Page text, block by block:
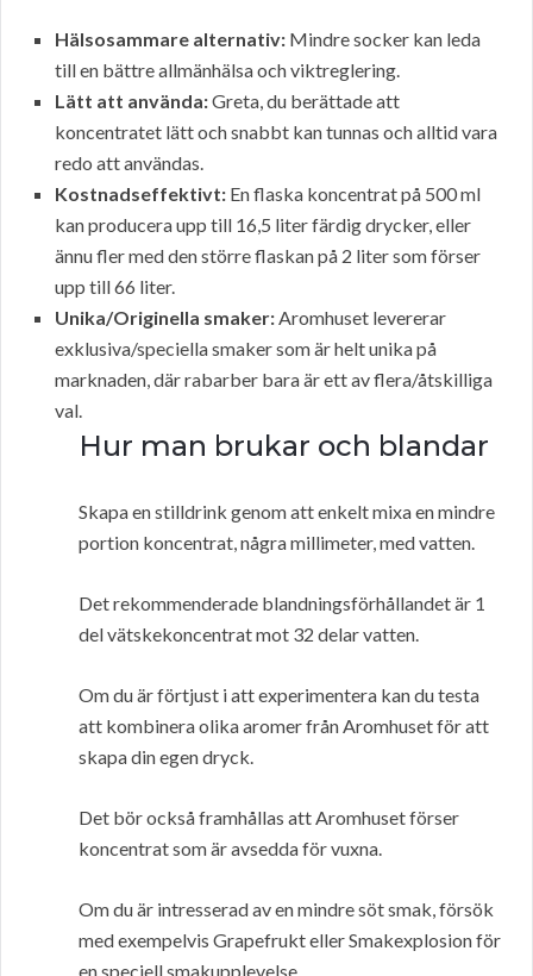
Hälsosammare alternativ: Mindre socker kan leda
till en bättre allmänhälsa och viktreglering.
Lätt att använda:Greta, du berättade att
koncentratet lätt och snabbt kan tunnas och alltid vara
redo att användas.
Kostnadseffektivt: En flaska koncentrat på 500 ml
kan producera upp till 16,5 liter färdig drycker, eller
ännu fler med den större flaskan på 2 liter som förser
upp till 66 liter.
Unika/Originella smaker:Aromhuset levererar
exklusiva/speciella smaker som är helt unika på
marknaden, där rabarber bara är ett av flera/åtskilliga
val.
Hur man brukar och blandar
Skapa en stilldrink genom att enkelt mixa en mindre
portion koncentrat, några millimeter, med vatten.
Det rekommenderade blandningsförhållandet är 1
del vätskekoncentrat mot 32 delar vatten.
Om du är förtjust i att experimentera kan du testa
att kombinera olika aromer från Aromhuset för att
skapa din egen dryck.
Det bör också framhållas att Aromhuset förser
koncentrat som är avsedda för vuxna.
Om du är intresserad av en mindre söt smak, försök
med exempelvis Grapefrukt eller Smakexplosion för
en speciell smakupplevelse.